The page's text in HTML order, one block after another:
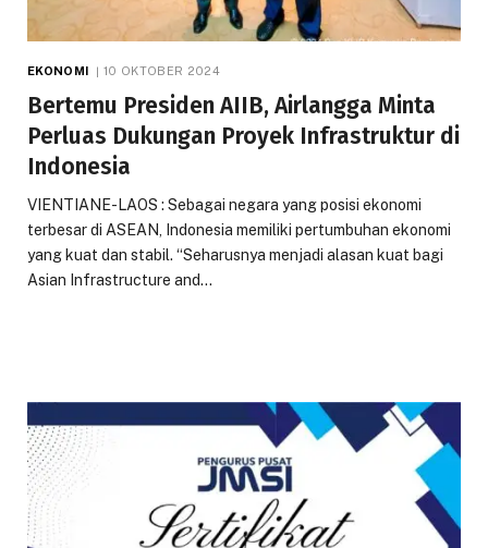
EKONOMI 10 OKTOBER 2024
Bertemu Presiden AIIB, Airlangga Minta
Perluas Dukungan Proyek Infrastruktur di
Indonesia
VIENTIANE-LAOS : Sebagai negara yang posisi ekonomi
terbesar di ASEAN, Indonesia memiliki pertumbuhan ekonomi
yang kuat dan stabil. “Seharusnya menjadi alasan kuat bagi
Asian Infrastructure and…